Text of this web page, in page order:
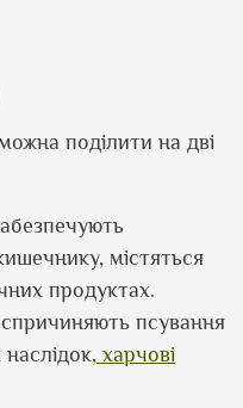
поділити на дві
містяться
продуктах.
псування
наслідок, харчові